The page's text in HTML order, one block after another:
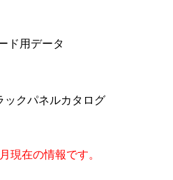
ド用データ
ックパネルカタログ
現在の情報です。